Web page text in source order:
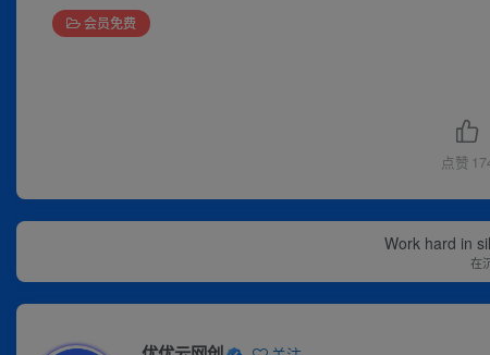
会员免费
点赞
Work hard in
在